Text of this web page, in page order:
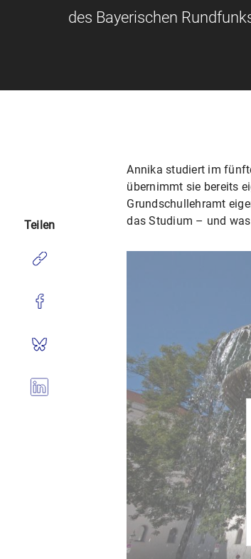
des Bayerischen
Annika studiert im
übernimmt sie bereits
Grundschullehramt
das Studium – und
Teilen